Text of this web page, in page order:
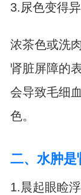
3.尿色变得
浓茶色或洗
肾脏屏障的
会导致毛细
色。
二、水肿是
1.晨起眼睑